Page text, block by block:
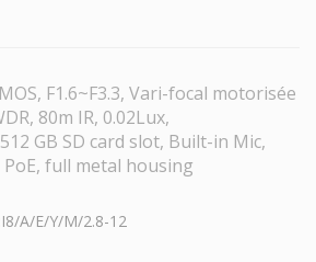
F1.6~F3.3, Vari-focal motorisée
80m IR, 0.02Lux,
GB SD card slot, Built-in Mic,
full metal housing
A/E/Y/M/2.8-12